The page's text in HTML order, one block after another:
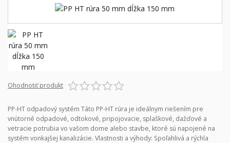
Ohodnotiť produkt
PP-HT odpadový systém Táto PP-HT rúra je ideálnym riešením pre
vnútorné odpadové, odtokové, pripojovacie, splaškové, dažďové a
vetracie potrubia vo vašom dome alebo stavbe, ktoré sú napojené na
systém vonkajšej kanalizácie. Vlastnosti a výhody: Spoľahlivá a rýchla